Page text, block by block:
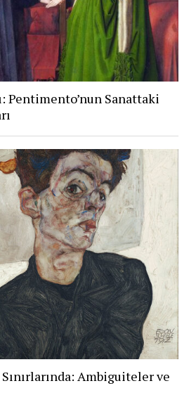
Pentimento’nun Sanattaki
Ambiguiteler ve